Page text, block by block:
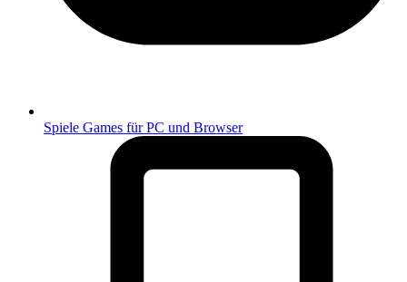
Spiele Games für PC und Browser